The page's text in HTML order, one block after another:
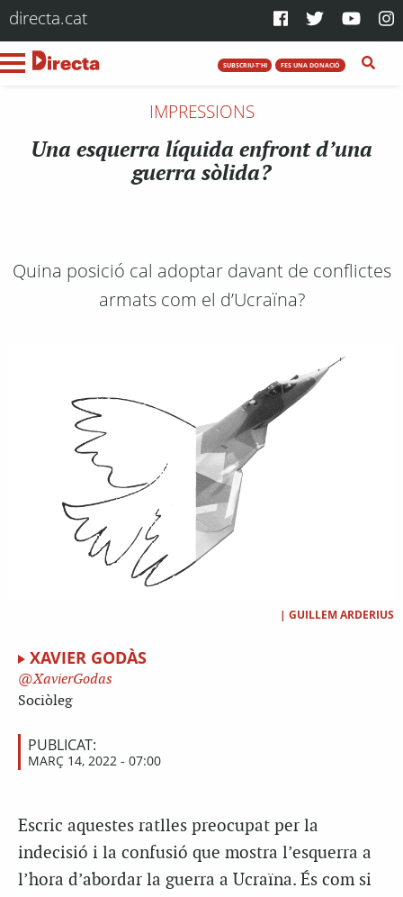
directa.cat
SUBSCRIU-T'HI FES UNA DONACIÓ
IMPRESSIONS
Una esquerra líquida enfront d’una
guerra sòlida?
Quina posició cal adoptar davant de conflictes
armats com el d’Ucraïna?
| GUILLEM ARDERIUS
XAVIER GODÀS
XavierGodas
Sociòleg
PUBLICAT:
MARÇ 14, 2022 - 07:00
Escric aquestes ratlles preocupat per la
indecisió i la confusió que mostra l’esquerra a
l’hora d’abordar la guerra a Ucraïna. És com si